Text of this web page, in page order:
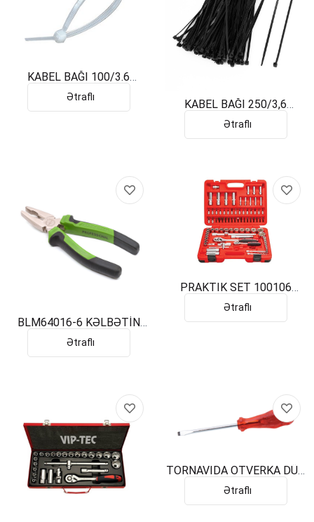
KABEL BAĞI 100/3.6
Ətraflı
KABEL BAĞI 250/3,6
Ətraflı
BLM64016-6 KƏLBƏTİN
Ətraflı
PRAKTIK SET 100106
Ətraflı
TORNAVIDA OTVERKA DÜZ
UCLU 8100/42 4,0X100
Ətraflı